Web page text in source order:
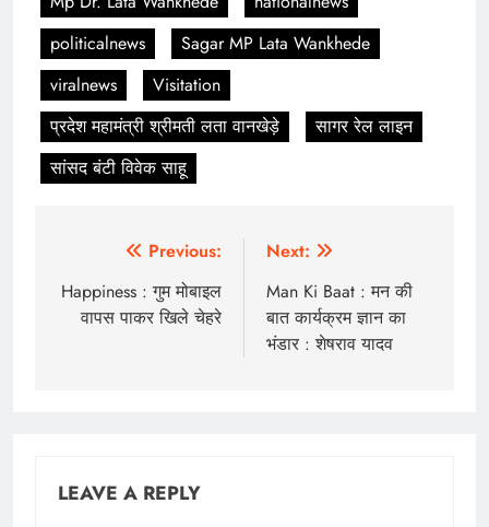
politicalnews
Sagar MP Lata Wankhede
viralnews
Visitation
प्रदेश महामंत्री श्रीमती लता वानखेड़े
सागर रेल लाइन
सांसद बंटी विवेक साहू
navigation
Previous:
Happiness : गुम मोबाइल
वापस पाकर खिले चेहरे
Next:
Man Ki Baat : मन की
बात कार्यक्रम ज्ञान का
भंडार : शेषराव यादव
LEAVE A REPLY